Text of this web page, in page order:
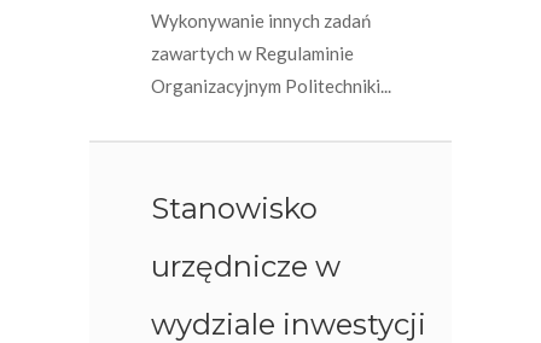
Wykonywanie innych zadań
zawartych w Regulaminie
Organizacyjnym Politechniki...
Stanowisko
urzędnicze w
wydziale inwestycji